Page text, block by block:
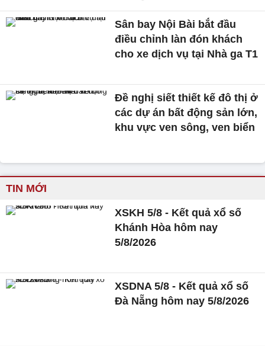
Sân bay Nội Bài bắt đầu
điều chỉnh làn đón khách
cho xe dịch vụ tại Nhà ga T1
Đề nghị siết thiết kế đô thị ở
các dự án bất động sản lớn,
khu vực ven sông, ven biển
TIN MỚI
XSKH 5/8 - Kết quả xổ số
Khánh Hòa hôm nay
5/8/2026
XSDNA 5/8 - Kết quả xổ số
Đà Nẵng hôm nay 5/8/2026